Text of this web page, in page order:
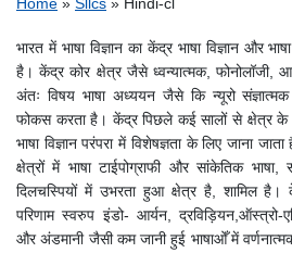
भारत में भाषा विज्ञान का केंद्र भाषा विज्ञान और
है। केंद्र कोर क्षेत्र जैसे ध्वन्यात्मक, फोनोलॉजी,
अंतः विषय भाषा अध्ययन जैसे कि न्यूरो
फोकस करता है। केंद्र पिछले कई सालों से क्षेत्र के
भाषा विज्ञान परंपरा में विशेषज्ञता के लिए जाना
क्षेत्रों में भाषा टाईपोग्राफी और सांकेतिक
दिलचस्पियों में उभरता हुआ क्षेत्र है, शामिल है।
परिणाम स्वरुप इंडो- आर्यन, द्रविड़ियन,ऑस्त्रो-
और अंडमानी जैसी कम जानी हुई भाषाओँ में